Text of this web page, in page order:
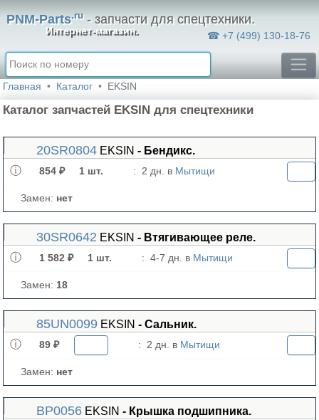
PNM-Parts.ru- запчасти для спецтехники.
Интернет-магазин. ☎ +7 (499) 130-18-76
Главная Каталог EKSIN
Каталог запчастей EKSIN для спецтехники
20SR0804 EKSIN - Бендикс.
854 ₽ 1 шт. : 2 дн. в Мытищи
Замен: нет
30SR0642 EKSIN - Втягивающее реле.
1 582 ₽ 1 шт. : 4-7 дн. в Мытищи
Замен: 18
85UN0099 EKSIN - Сальник.
89 ₽ : 2 дн. в Мытищи
Замен: нет
BP0056 EKSIN - Крышка подшипника.